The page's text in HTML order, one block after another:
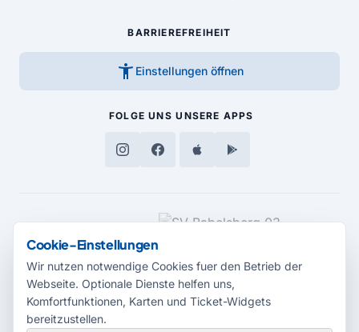
BARRIEREFREIHEIT
accessibility_new Einstellungen öffnen
FOLGE UNS UNSERE APPS
MEDIENPARTNER
Cookie-Einstellungen
Wir nutzen notwendige Cookies fuer den Betrieb der
Webseite. Optionale Dienste helfen uns,
Komfortfunktionen, Karten und Ticket-Widgets
bereitzustellen.